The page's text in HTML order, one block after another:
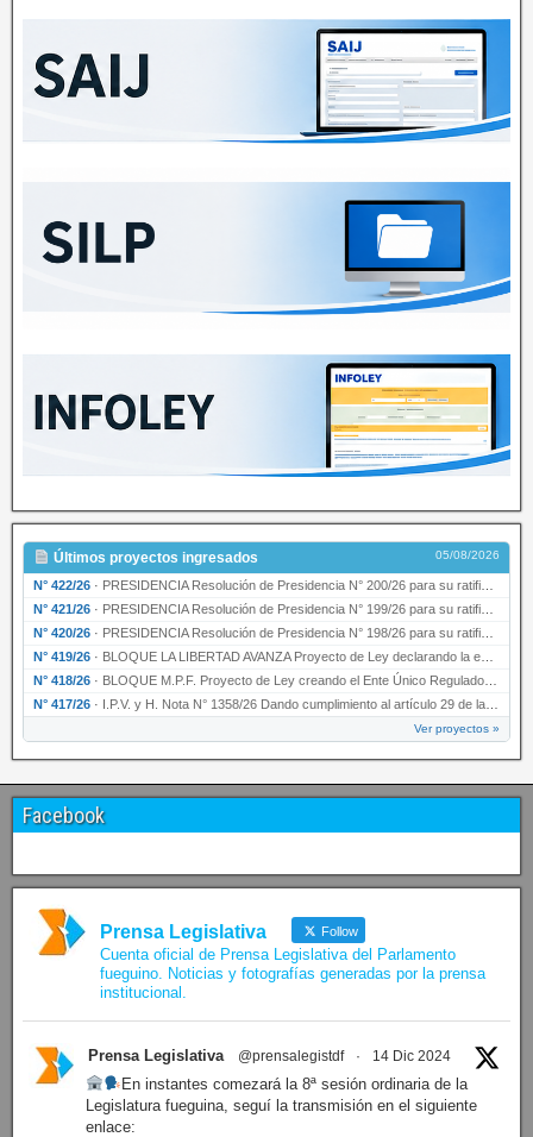
Últimos proyectos ingresados 05/08/2026
N° 422/26 · PRESIDENCIA Resolución de Presidencia N° 200/26 para su ratificación.
N° 421/26 · PRESIDENCIA Resolución de Presidencia N° 199/26 para su ratificación.
N° 420/26 · PRESIDENCIA Resolución de Presidencia N° 198/26 para su ratificación.
N° 419/26 · BLOQUE LA LIBERTAD AVANZA Proyecto de Ley declarando la esencialidad del servicio educativ…
N° 418/26 · BLOQUE M.P.F. Proyecto de Ley creando el Ente Único Regulador de servicios públicos de la …
N° 417/26 · I.P.V. y H. Nota N° 1358/26 Dando cumplimiento al artículo 29 de la Ley provincial N° 1399…
Ver proyectos »
Facebook
Prensa Legislativa Follow
Cuenta oficial de Prensa Legislativa del Parlamento
fueguino. Noticias y fotografías generadas por la prensa
institucional.
Prensa Legislativa @prensalegistdf · 14 Dic 2024
En instantes comezará la 8ª sesión ordinaria de la
Legislatura fueguina, seguí la transmisión en el siguiente
enlace: